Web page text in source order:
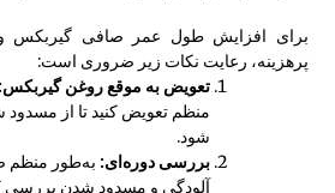
برای افزایش طول عمر صافی گیربکس و
پرهزینه، رعایت نکات زیر ضروری است:
تعویض به موقع روغن گیربکس:
منظم تعویض کنید تا از
شود.
بررسی دوره‌ای: به‌طور منظم
آلودگی و مسدود شدن بررسی